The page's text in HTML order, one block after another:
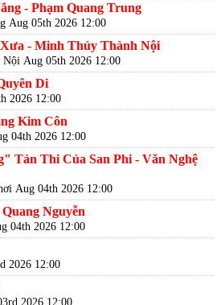
- Phạm Quang Trung
Aug 05th 2026 12:00
- Minh Thúy Thành Nội
Nội Aug 05th 2026 12:00
Di
2026 12:00
Kim Côn
04th 2026 12:00
Tản Thi Của San Phi - Văn Nghệ
Aug 04th 2026 12:00
Nguyễn
04th 2026 12:00
2026 12:00
2026 12:00